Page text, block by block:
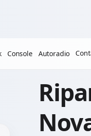
Console Autoradio